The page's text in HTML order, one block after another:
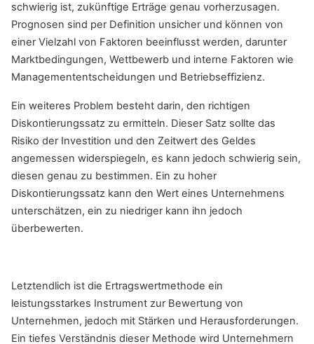
schwierig ist, zukünftige Erträge genau vorherzusagen.
Prognosen sind per Definition unsicher und können von
einer Vielzahl von Faktoren beeinflusst werden, darunter
Marktbedingungen, Wettbewerb und interne Faktoren wie
Managemententscheidungen und Betriebseffizienz.
Ein weiteres Problem besteht darin, den richtigen
Diskontierungssatz zu ermitteln. Dieser Satz sollte das
Risiko der Investition und den Zeitwert des Geldes
angemessen widerspiegeln, es kann jedoch schwierig sein,
diesen genau zu bestimmen. Ein zu hoher
Diskontierungssatz kann den Wert eines Unternehmens
unterschätzen, ein zu niedriger kann ihn jedoch
überbewerten.
Letztendlich ist die Ertragswertmethode ein
leistungsstarkes Instrument zur Bewertung von
Unternehmen, jedoch mit Stärken und Herausforderungen.
Ein tiefes Verständnis dieser Methode wird Unternehmern